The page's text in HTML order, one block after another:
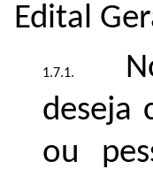
Edital
deseja
ou